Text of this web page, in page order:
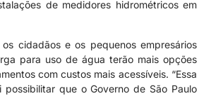
de medidores hidrométricos em
cidadãos e os pequenos empresários
para uso de água terão mais opções
com custos mais acessíveis. “Essa
possibilitar que o Governo de São Paulo